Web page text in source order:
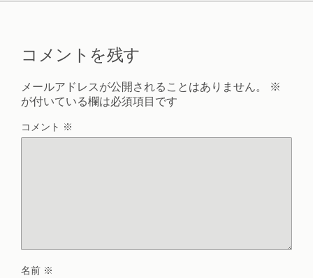
コメントを残す
メールアドレスが公開されることはありません。
※
が付いている欄は必須項目です
コメント ※
名前 ※